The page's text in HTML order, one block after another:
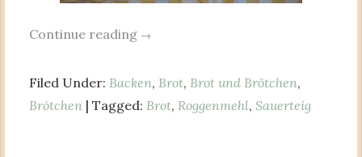
Continue reading →
Filed Under: Backen, Brot, Brot und Brötchen,
Brötchen | Tagged: Brot, Roggenmehl, Sauerteig